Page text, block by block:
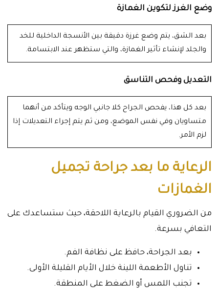
وضع الغرز لتكوين الغمازة
بعد الشق، يتم وضع غرزة دقيقة بين الأنسجة الداخلية للخد
والجلد لإنشاء تأثير الغمازة، والتي ستظهر عند الابتسامة.
التعديل وفحص التناسق
بعد كل هذا، يفحص الجراح كلا جانبي الوجه ويتأكد من أنهما
متساويان وفي نفس الموضع، ومن ثم يتم إجراء التعديلات إذا
لزم الأمر.
الرعاية ما بعد جراحة تجميل
الغمازات
من الضروري القيام بالرعاية اللاحقة، حيث ستساعدك على
التعافي بسرعة.
بعد الجراحة، حافظ على نظافة الفم.
تناول الأطعمة اللينة خلال الأيام القليلة الأولى.
تجنب اللمس أو الضغط على المنطقة.